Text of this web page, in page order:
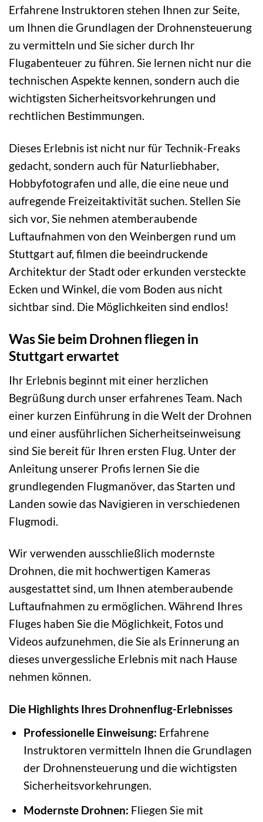
Erfahrene Instruktoren stehen Ihnen zur Seite,
um Ihnen die Grundlagen der Drohnensteuerung
zu vermitteln und Sie sicher durch Ihr
Flugabenteuer zu führen. Sie lernen nicht nur die
technischen Aspekte kennen, sondern auch die
wichtigsten Sicherheitsvorkehrungen und
rechtlichen Bestimmungen.
Dieses Erlebnis ist nicht nur für Technik-Freaks
gedacht, sondern auch für Naturliebhaber,
Hobbyfotografen und alle, die eine neue und
aufregende Freizeitaktivität suchen. Stellen Sie
sich vor, Sie nehmen atemberaubende
Luftaufnahmen von den Weinbergen rund um
Stuttgart auf, filmen die beeindruckende
Architektur der Stadt oder erkunden versteckte
Ecken und Winkel, die vom Boden aus nicht
sichtbar sind. Die Möglichkeiten sind endlos!
Was Sie beim Drohnen fliegen in
Stuttgart erwartet
Ihr Erlebnis beginnt mit einer herzlichen
Begrüßung durch unser erfahrenes Team. Nach
einer kurzen Einführung in die Welt der Drohnen
und einer ausführlichen Sicherheitseinweisung
sind Sie bereit für Ihren ersten Flug. Unter der
Anleitung unserer Profis lernen Sie die
grundlegenden Flugmanöver, das Starten und
Landen sowie das Navigieren in verschiedenen
Flugmodi.
Wir verwenden ausschließlich modernste
Drohnen, die mit hochwertigen Kameras
ausgestattet sind, um Ihnen atemberaubende
Luftaufnahmen zu ermöglichen. Während Ihres
Fluges haben Sie die Möglichkeit, Fotos und
Videos aufzunehmen, die Sie als Erinnerung an
dieses unvergessliche Erlebnis mit nach Hause
nehmen können.
Die Highlights Ihres Drohnenflug-Erlebnisses
Professionelle Einweisung: Erfahrene
Instruktoren vermitteln Ihnen die Grundlagen
der Drohnensteuerung und die wichtigsten
Sicherheitsvorkehrungen.
Modernste Drohnen: Fliegen Sie mit